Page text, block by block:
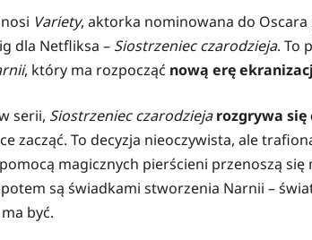
Variety, aktorka nominowana do
dla Netfliksa – Siostrzeniec czarodzieja. To
, który ma rozpocząć nową erę
serii, Siostrzeniec czarodzieja rozgrywa
zacząć. To decyzja nieoczywista, ale
magicznych pierścieni przenoszą
są świadkami stworzenia Narnii –
być.